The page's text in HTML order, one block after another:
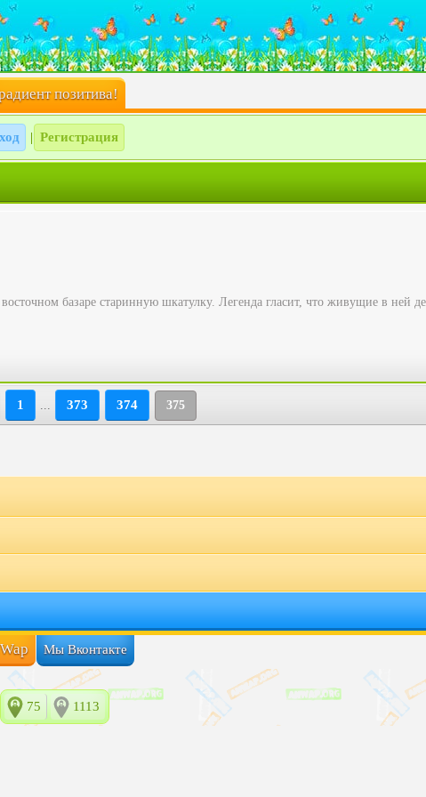
позитива!
Регистрация
базаре старинную шкатулку. Легенда гласит, что живущие в ней
1 373 374 375
Мы Вконтакте
75 1113